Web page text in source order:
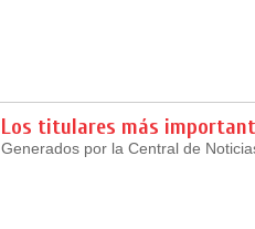
Los titulares más
Generados por la Central de